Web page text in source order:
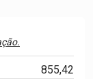
855,42